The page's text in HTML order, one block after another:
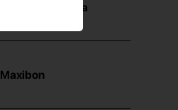
Mutua Madrileña
Maxibon